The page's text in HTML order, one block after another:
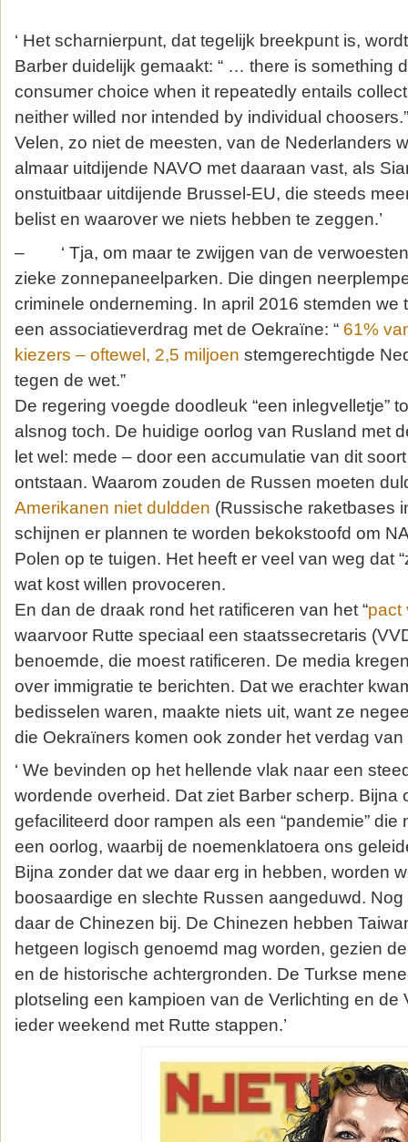
‘ Het scharnierpunt, dat tegelijk breekpunt is,
Barber duidelijk gemaakt: “ … there is something
consumer choice when it repeatedly entails
neither willed nor intended by individual
Velen, zo niet de meesten, van de Nederlanders
almaar uitdijende NAVO met daaraan vast, als
onstuitbaar uitdijende Brussel-EU, die steeds
belist en waarover we niets hebben te zeggen.’
– ‘ Tja, om maar te zwijgen van de
zieke zonnepaneelparken. Die dingen
criminele onderneming. In april 2016 stemden we
een associatieverdrag met de Oekraïne: “ 61%
kiezers – oftewel, 2,5 miljoen stemgerechtigde
tegen de wet.”
De regering voegde doodleuk “een inlegvelletje”
alsnog toch. De huidige oorlog van Rusland met
let wel: mede – door een accumulatie van dit
ontstaan. Waarom zouden de Russen moeten
Amerikanen niet duldden (Russische raketbases
schijnen er plannen te worden bekokstoofd om
Polen op te tuigen. Het heeft er veel van weg dat
wat kost willen provoceren.
En dan de draak rond het ratificeren van het “pact
waarvoor Rutte speciaal een staatssecretaris
benoemde, die moest ratificeren. De media
over immigratie te berichten. Dat we erachter
bedisselen waren, maakte niets uit, want ze
die Oekraïners komen ook zonder het verdag van
‘ We bevinden op het hellende vlak naar een
wordende overheid. Dat ziet Barber scherp. Bijna
gefaciliteerd door rampen als een “pandemie”
een oorlog, waarbij de noemenklatoera ons
Bijna zonder dat we daar erg in hebben, worden
boosaardige en slechte Russen aangeduwd.
daar de Chinezen bij. De Chinezen hebben
hetgeen logisch genoemd mag worden, gezien
en de historische achtergronden. De Turkse
plotseling een kampioen van de Verlichting en de
ieder weekend met Rutte stappen.’